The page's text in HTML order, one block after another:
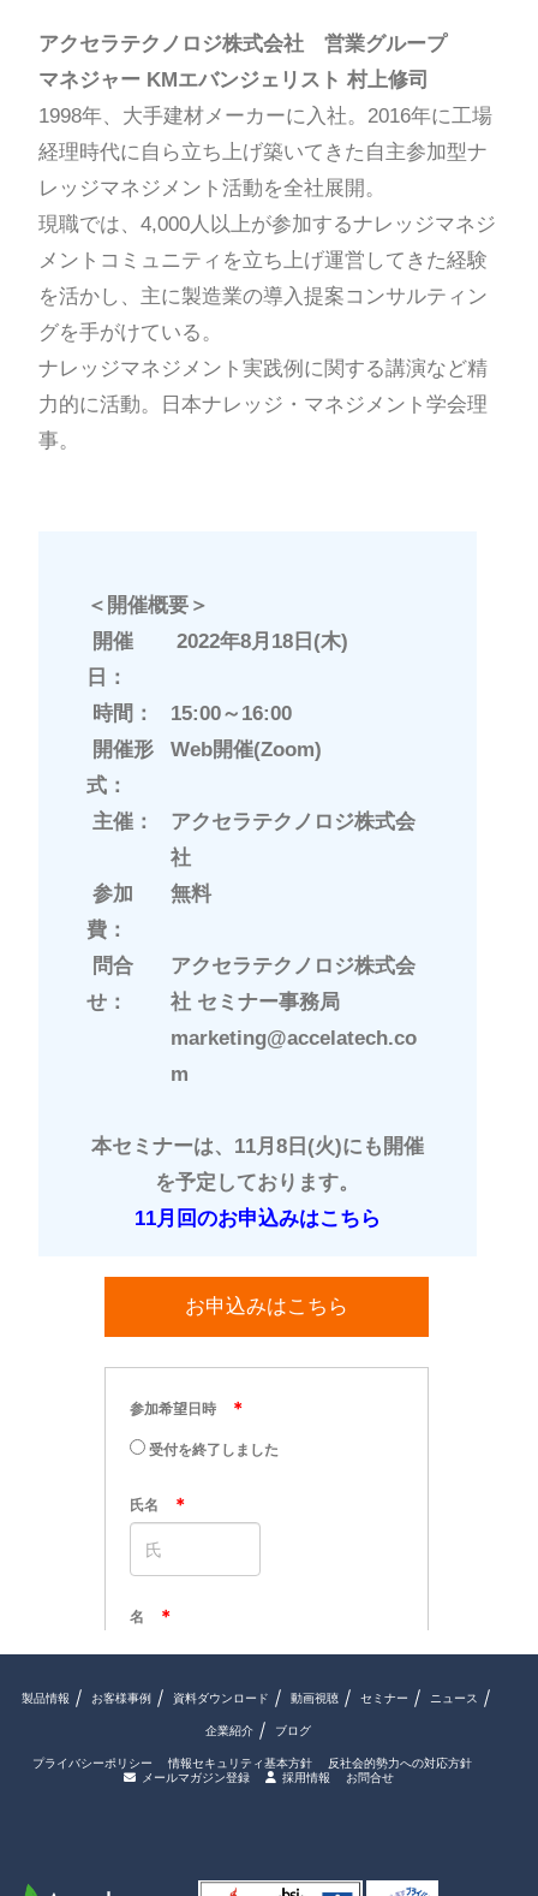
アクセラテクノロジ株式会社 営業グループ
マネジャー KMエバンジェリスト 村上修司
1998年、大手建材メーカーに入社。2016年に工場
経理時代に自ら立ち上げ築いてきた自主参加型ナ
レッジマネジメント活動を全社展開。
現職では、4,000人以上が参加するナレッジマネジ
メントコミュニティを立ち上げ運営してきた経験
を活かし、主に製造業の導入提案コンサルティン
グを手がけている。
ナレッジマネジメント実践例に関する講演など精
力的に活動。日本ナレッジ・マネジメント学会理
事。
＜開催概要＞
開催
日：
2022年8月18日(木)
時間：
15:00～16:00
開催形
式：
Web開催(Zoom)
主催：
アクセラテクノロジ株式会
社
参加
費：
無料
問合
せ：
アクセラテクノロジ株式会
社 セミナー事務局
marketing@accelatech.co
m
本セミナーは、11月8日(火)にも開催
を予定しております。
11月回のお申込みはこちら
お申込みはこちら
製品情報 お客様事例 資料ダウンロード 動画視聴 セミナー ニュース
企業紹介 ブログ
プライバシーポリシー 情報セキュリティ基本方針
反社会的勢力への対応方針
メールマガジン登録
採用情報 お問合せ